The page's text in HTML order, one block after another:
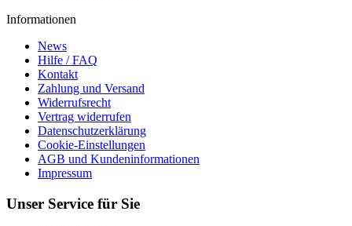
Informationen
News
Hilfe / FAQ
Kontakt
Zahlung und Versand
Widerrufsrecht
Vertrag widerrufen
Datenschutzerklärung
Cookie-Einstellungen
AGB und Kundeninformationen
Impressum
Unser Service für Sie